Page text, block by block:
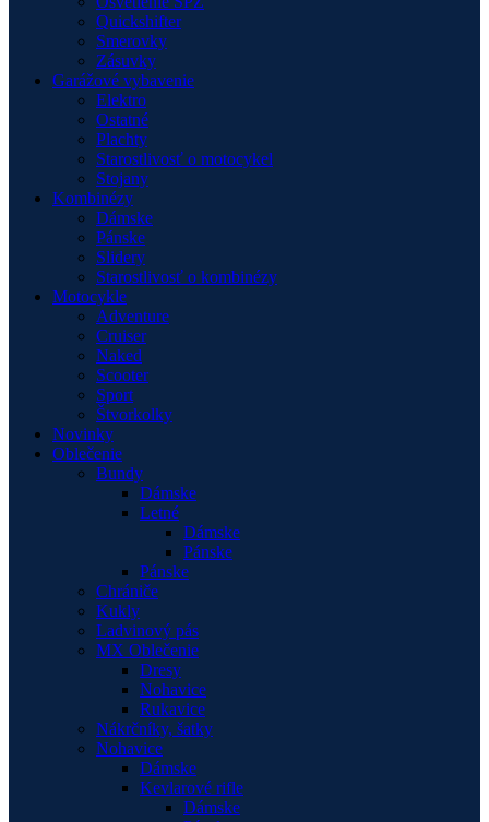
Quickshifter
Smerovky
Zásuvky
Garážové vybavenie
Elektro
Ostatné
Plachty
Starostlivosť o motocykel
Stojany
Kombinézy
Dámske
Pánske
Slidery
Starostlivosť o kombinézy
Motocykle
Adventure
Cruiser
Naked
Scooter
Sport
Štvorkolky
Novinky
Oblečenie
Bundy
Dámske
Letné
Dámske
Pánske
Pánske
Chrániče
Kukly
Ladvinový pás
MX Oblečenie
Dresy
Nohavice
Rukavice
Nákrčníky, šatky
Nohavice
Dámske
Kevlarové rifle
Dámske